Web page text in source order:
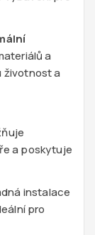
a
životnost a
a poskytuje
instalace
pro